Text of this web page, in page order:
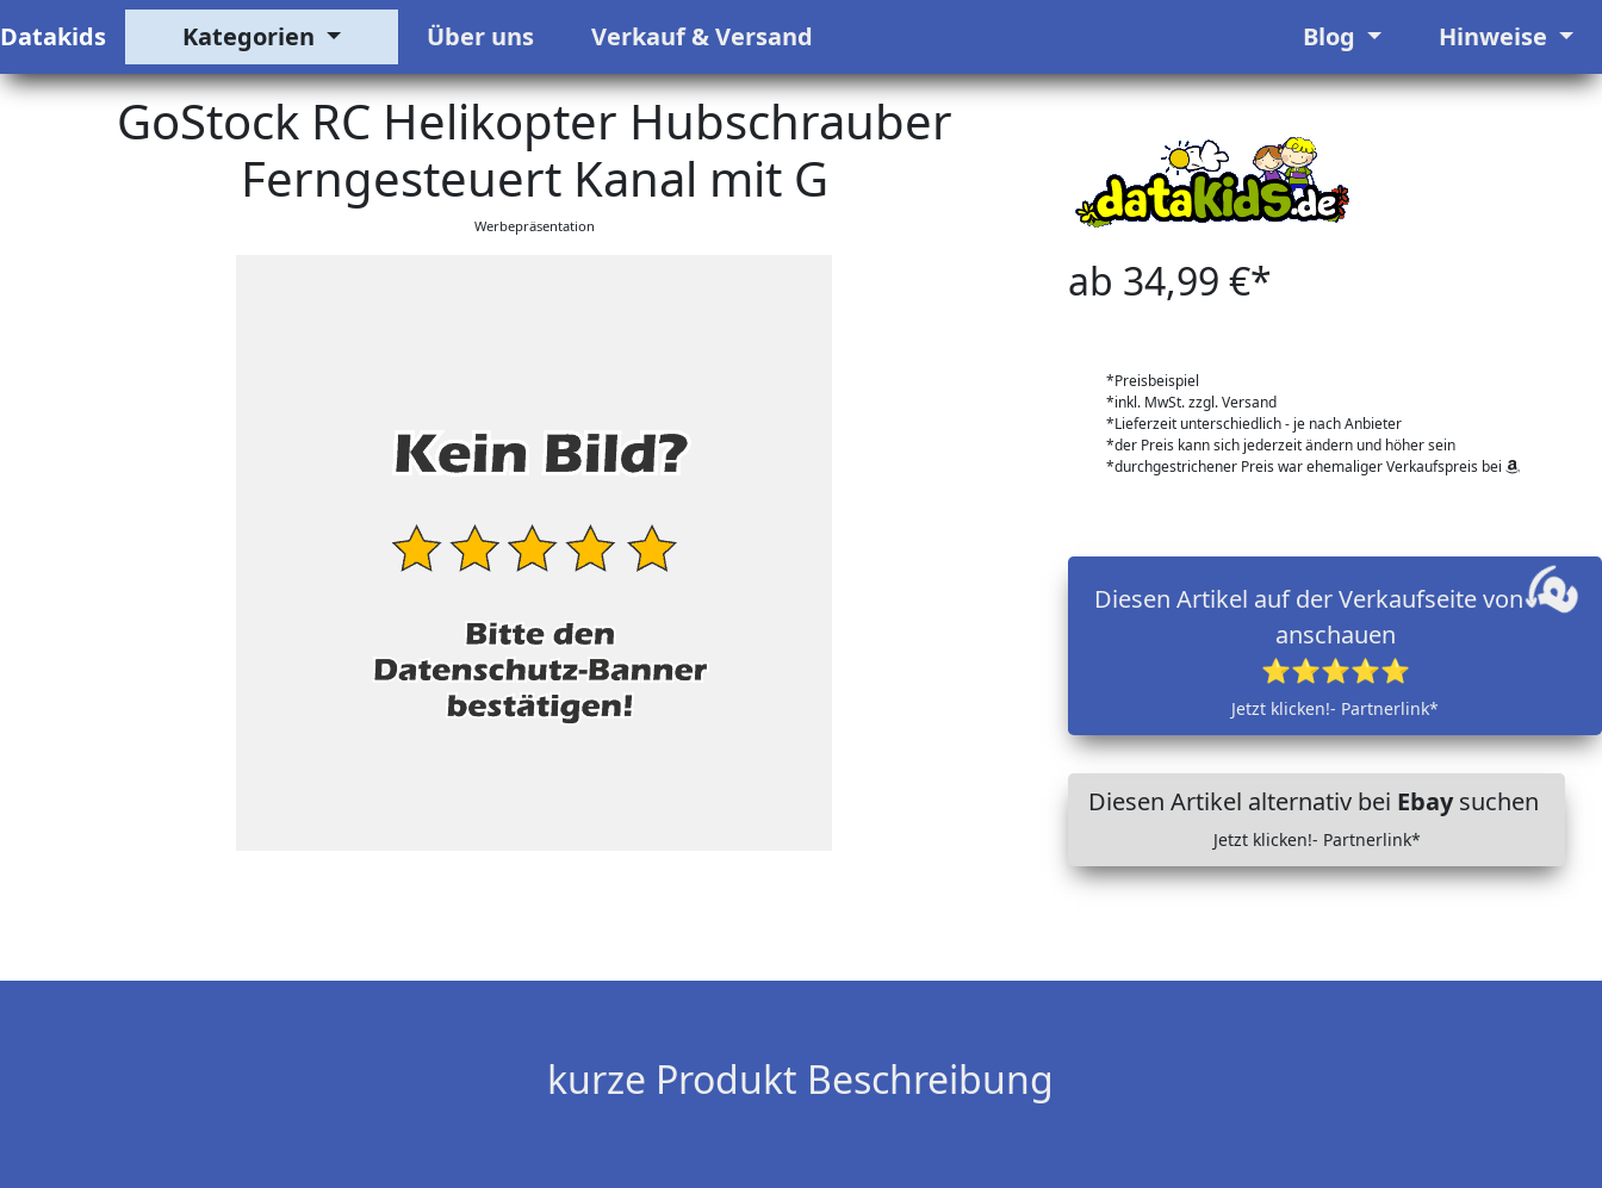
Datakids Kategorien Über uns Verkauf & Versand Blog Hinweise
GoStock RC Helikopter Hubschrauber
Ferngesteuert Kanal mit G
Werbepräsentation
ab 34,99 €*
*Preisbeispiel
*inkl. MwSt. zzgl. Versand
*Lieferzeit unterschiedlich - je nach Anbieter
*der Preis kann sich jederzeit ändern und höher sein
*durchgestrichener Preis war ehemaliger Verkaufspreis bei
Diesen Artikel auf der Verkaufseite von
anschauen
⭐⭐⭐⭐⭐
Jetzt klicken!- Partnerlink*
Diesen Artikel alternativ bei Ebaysuchen
Jetzt klicken!- Partnerlink*
kurze Produkt Beschreibung